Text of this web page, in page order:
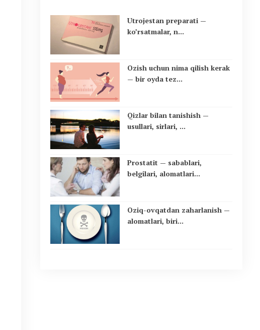
Utrojestan preparati —
ko’rsatmalar, n...
Ozish uchun nima qilish kerak
— bir oyda tez...
Qizlar bilan tanishish —
usullari, sirlari, ...
Prostatit — sabablari,
belgilari, alomatlari...
Oziq-ovqatdan zaharlanish —
alomatlari, biri...